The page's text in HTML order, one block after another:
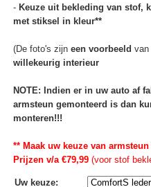
- Keuze uit bekleding van stof,
met stiksel in kleur**
(De foto's zijn een voorbeeld van
willekeurig interieur
NOTE: Indien er in uw auto af
armsteun gemonteerd is dan
monteren!!!
** Maak uw keuze van
Prijzen v/a €79,99(voor stof
Uw keuze: